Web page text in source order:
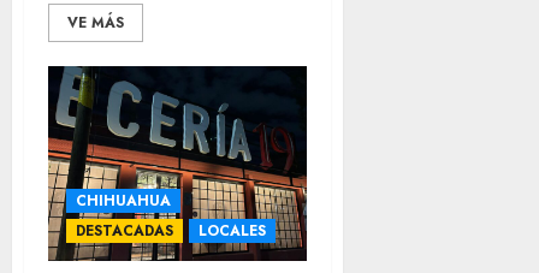
VE MÁS
CHIHUAHUA
DESTACADAS
LOCALES